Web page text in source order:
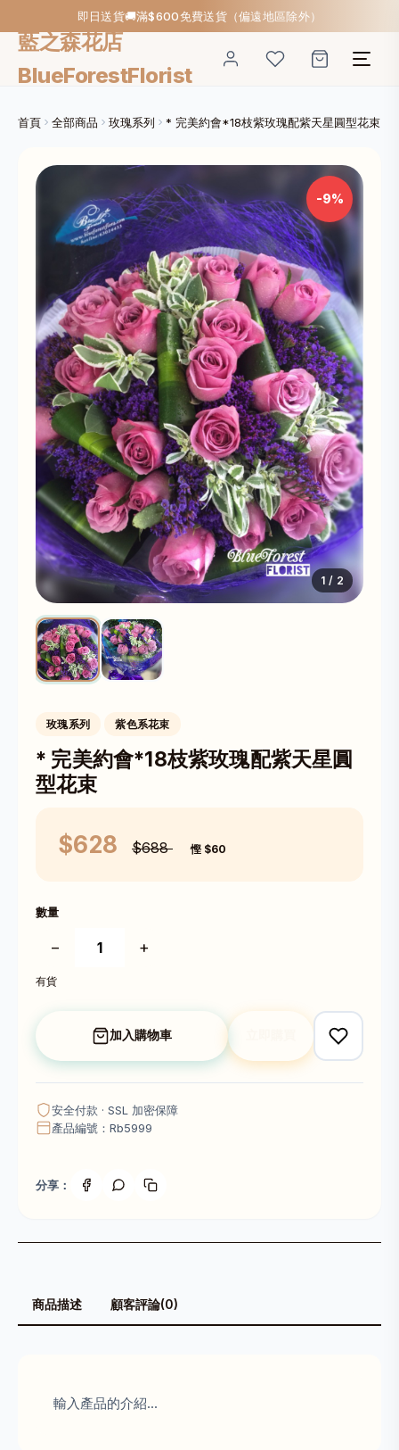
即日送貨🚚滿$600免費送貨（偏遠地區除外）
藍之森花店
BlueForestFlorist
首頁 全部商品 玫瑰系列 * 完美約會*18枝紫玫瑰配紫天星圓型花束
-9%
1 / 2
玫瑰系列 紫色系花束
* 完美約會*18枝紫玫瑰配紫天星圓
型花束
$628 $688 慳 $60
數量
− +
有貨
加入購物車
安全付款 · SSL 加密保障
產品編號：Rb5999
分享：
商品描述 顧客評論(0)
輸入產品的介紹...